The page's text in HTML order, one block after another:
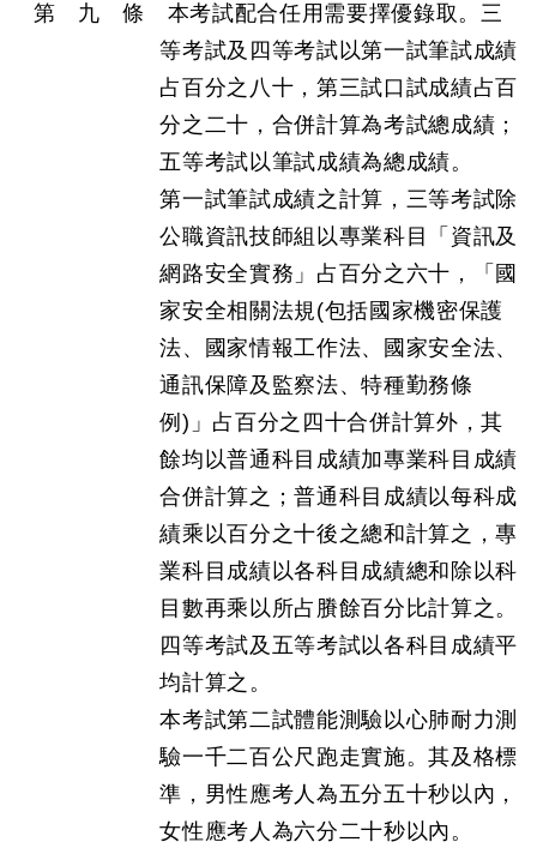
第 九 條 本考試配合任用需要擇優錄取。三
等考試及四等考試以第一試筆試成績
占百分之八十，第三試口試成績占百
分之二十，合併計算為考試總成績；
五等考試以筆試成績為總成績。
第一試筆試成績之計算，三等考試除
公職資訊技師組以專業科目「資訊及
網路安全實務」占百分之六十，「國
家安全相關法規(包括國家機密保護
法、國家情報工作法、國家安全法、
通訊保障及監察法、特種勤務條
例)」占百分之四十合併計算外，其
餘均以普通科目成績加專業科目成績
合併計算之；普通科目成績以每科成
績乘以百分之十後之總和計算之，專
業科目成績以各科目成績總和除以科
目數再乘以所占賸餘百分比計算之。
四等考試及五等考試以各科目成績平
均計算之。
本考試第二試體能測驗以心肺耐力測
驗一千二百公尺跑走實施。其及格標
準，男性應考人為五分五十秒以內，
女性應考人為六分二十秒以內。